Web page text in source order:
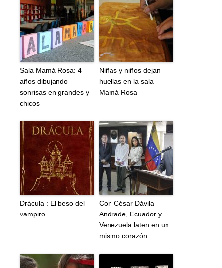
Sala Mamá Rosa: 4
años dibujando
sonrisas en grandes y
chicos
Niñas y niños dejan
huellas en la sala
Mamá Rosa
Drácula : El beso del
vampiro
Con César Dávila
Andrade, Ecuador y
Venezuela laten en un
mismo corazón